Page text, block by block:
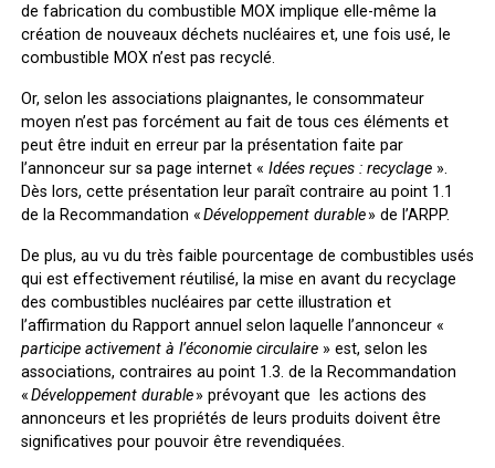
de fabrication du combustible MOX implique elle-même la
création de nouveaux déchets nucléaires et, une fois usé, le
combustible MOX n’est pas recyclé.
Or, selon les associations plaignantes, le consommateur
moyen n’est pas forcément au fait de tous ces éléments et
peut être induit en erreur par la présentation faite par
l’annonceur sur sa page internet « Idées reçues : recyclage».
Dès lors, cette présentation leur paraît contraire au point 1.1
de la Recommandation «Développement durable» de l’ARPP.
De plus, au vu du très faible pourcentage de combustibles usés
qui est effectivement réutilisé, la mise en avant du recyclage
des combustibles nucléaires par cette illustration et
l’affirmation du Rapport annuel selon laquelle l’annonceur «
participe activement à l’économie circulaire» est, selon les
associations, contraires au point 1.3. de la Recommandation
«Développement durable»prévoyant que les actions des
annonceurs et les propriétés de leurs produits doivent être
significatives pour pouvoir être revendiquées.